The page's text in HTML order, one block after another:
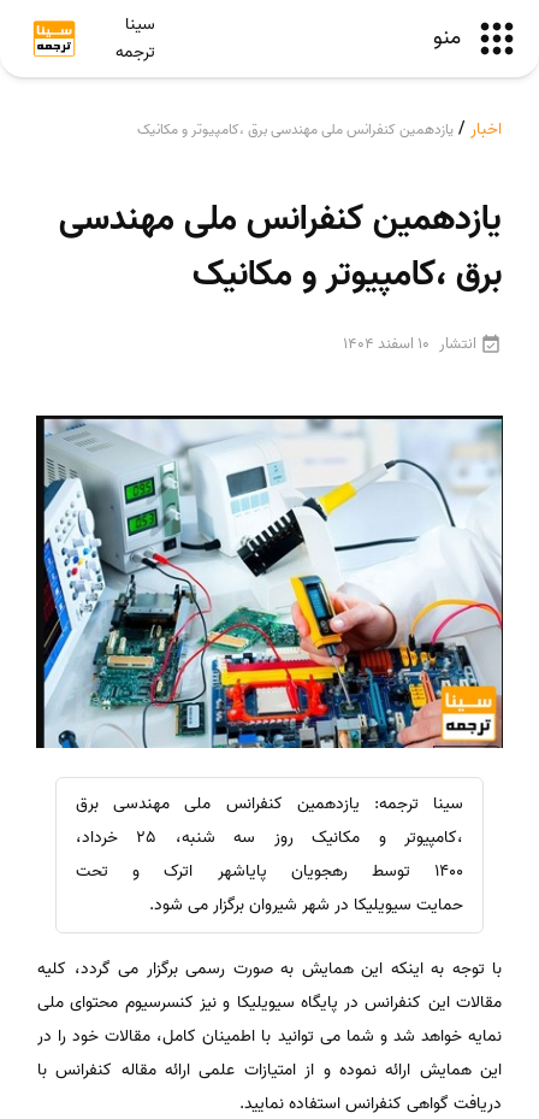
منو
سینا
ترجمه
اخبار / یازدهمین کنفرانس ملی مهندسی برق ،کامپیوتر و مکانیک
یازدهمین کنفرانس ملی مهندسی
برق ،کامپیوتر و مکانیک
انتشار 10 اسفند 1404
سینا ترجمه: یازدهمین کنفرانس ملی مهندسی برق
،کامپیوتر و مکانیک روز سه شنبه، 25 خرداد،
1400 توسط رهجویان پایاشهر اترک و تحت
حمایت سیویلیکا در شهر شیروان برگزار می شود.
با توجه به اینکه این همایش به صورت رسمی برگزار می گردد، کلیه
مقالات این کنفرانس در پایگاه سیویلیکا و نیز کنسرسیوم محتوای ملی
نمایه خواهد شد و شما می توانید با اطمینان کامل، مقالات خود را در
این همایش ارائه نموده و از امتیازات علمی ارائه مقاله کنفرانس با
دریافت گواهی کنفرانس استفاده نمایید.